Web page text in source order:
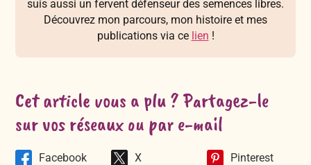
suis aussi un fervent défenseur des semences libres.
Découvrez mon parcours, mon histoire et mes
publications via ce lien !
Cet article vous a plu ? Partagez-le
sur vos réseaux ou par e-mail
Facebook X
Pinterest